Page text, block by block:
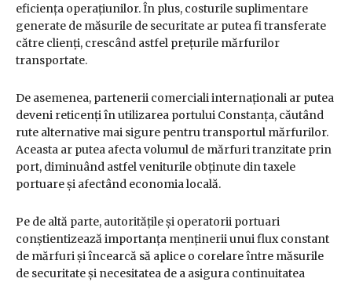
eficiența operațiunilor. În plus, costurile suplimentare
generate de măsurile de securitate ar putea fi transferate
către clienți, crescând astfel prețurile mărfurilor
transportate.
De asemenea, partenerii comerciali internaționali ar putea
deveni reticenți în utilizarea portului Constanța, căutând
rute alternative mai sigure pentru transportul mărfurilor.
Aceasta ar putea afecta volumul de mărfuri tranzitate prin
port, diminuând astfel veniturile obținute din taxele
portuare și afectând economia locală.
Pe de altă parte, autoritățile și operatorii portuari
conștientizează importanța menținerii unui flux constant
de mărfuri și încearcă să aplice o corelare între măsurile
de securitate și necesitatea de a asigura continuitatea